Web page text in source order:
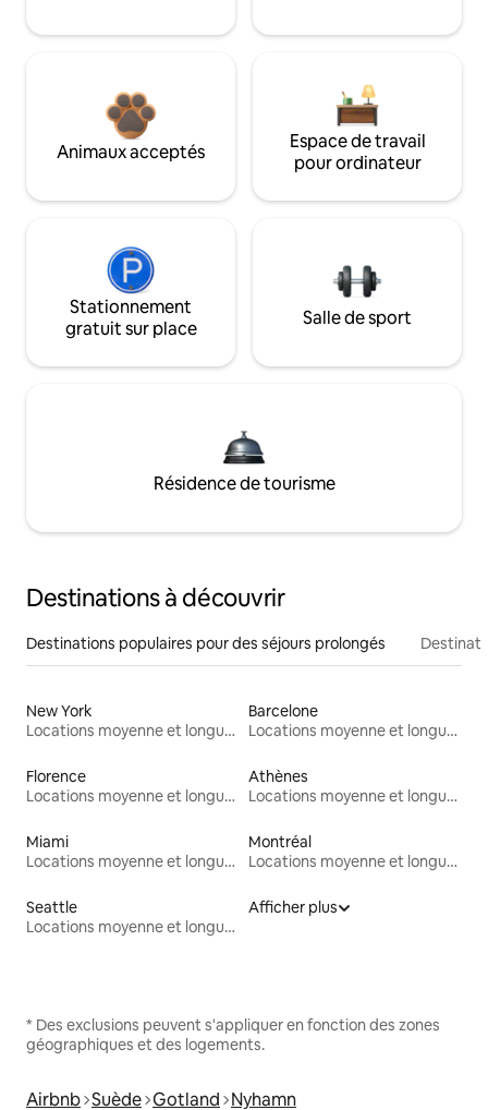
Animaux acceptés
Espace de travail
pour ordinateur
Stationnement
gratuit sur place
Salle de sport
Résidence de tourisme
Destinations à découvrir
Destinations populaires pour des séjours prolongés
New York
Locations moyenne et longue durée
Barcelone
Locations moyenne et longue durée
Florence
Locations moyenne et longue durée
Athènes
Locations moyenne et longue durée
Miami
Locations moyenne et longue durée
Montréal
Locations moyenne et longue durée
Seattle
Locations moyenne et longue durée
Afficher plus
* Des exclusions peuvent s'appliquer en fonction des zones
géographiques et des logements.
Airbnb Suède Gotland Nyhamn